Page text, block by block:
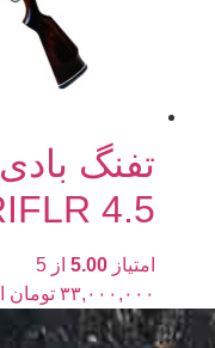
4.5 DIANA 36 AIR RIFLR
امتیاز 5.00 از 5
۳۳,۰۰۰,۰۰۰ تومان